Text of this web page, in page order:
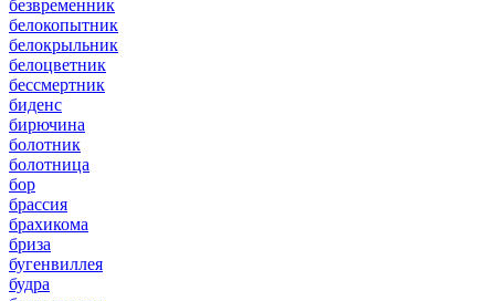
безвременник
белокопытник
белокрыльник
белоцветник
бессмертник
биденс
бирючина
болотник
болотница
бор
брассия
брахикома
бриза
бугенвиллея
будра